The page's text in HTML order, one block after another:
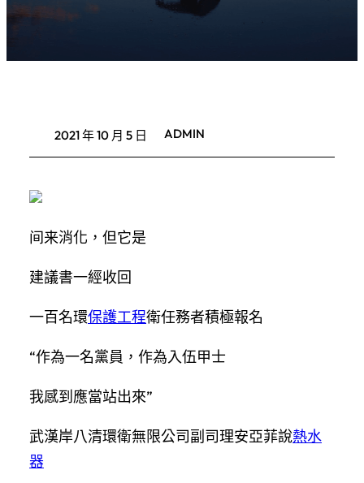
2021 年 10 月 5 日 ADMIN
间来消化，但它是
建議書一經收回
一百名環保護工程衛任務者積極報名
“作為一名黨員，作為入伍甲士
我感到應當站出來”
武漢岸八清環衛無限公司副司理安亞菲說熱水
器